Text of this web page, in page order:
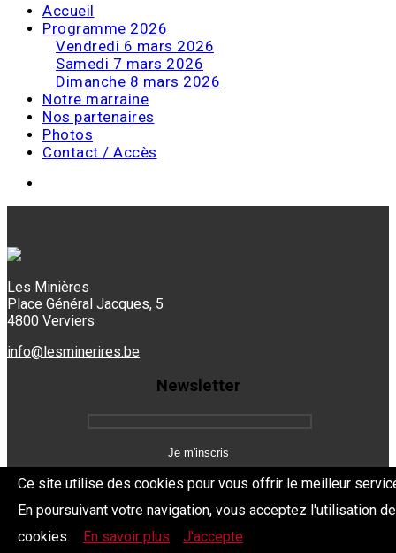
Accueil
Programme 2026
Vendredi 6 mars 2026
Samedi 7 mars 2026
Dimanche 8 mars 2026
Notre marraine
Nos partenaires
Photos
Contact / Accès
Les Minières
Place Général Jacques, 5
4800 Verviers
info@lesminerires.be
Newsletter
Copyright 2026 Les Mine'Rires - Politique de confidentialité
Ce site utilise des cookies pour vous offrir le meilleur
En poursuivant votre navigation, vous acceptez l'utilisation
cookies.
En savoir plus J'accepte